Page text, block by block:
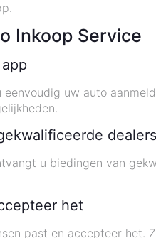
Inkoop Service
uw auto
dealers
u biedingen van
het
past en accepteer het.